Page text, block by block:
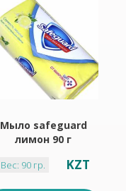
Мыло safeguard
лимон 90 г
Вес: 90 гр. KZT